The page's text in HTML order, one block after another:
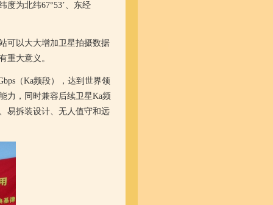
度为北纬67°53’、东经
可以大大增加卫星拍摄数据
重大意义。
（Ka频段），达到世界领
力，同时兼容后续卫星Ka频
易拆装设计、无人值守和远